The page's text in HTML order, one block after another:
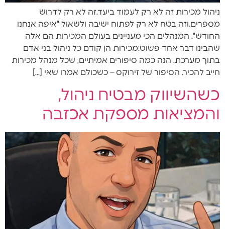
ניהול מכירות זה לא רק לעמוד ביעד.זה לא רק לדרוש
מספרים.וזה בטח לא רק לפתוח ישיבה ולשאול "איפה אנחנו
החודש". המנהלים הכי מעניינים בעולם המכירות הם אלה
שהבינו דבר אחד פשוט:מכירות הן קודם כל ניהול בני אדם
בתוך מערכת. הנה כמה סיפורים אמיתיים, שכל מנהל מכירות
חייב להכיר. הסיפור של זירוקס – כשכולם אמרו שאי […]
כשהשיווק מבטיח ניהול,
והמציאות מספקת אכזבה